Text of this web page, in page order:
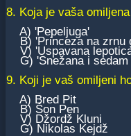
8. Koja je vaša
A) 'Pepeljuga'
B) 'Princeza na zrnu
V) 'Uspavana
G) 'Snežana i sedam
9. Koji je vaš omiljeni
A) Bred Pit
B) Šon Pen
V) Džordž Kluni
G) Nikolas Kejdž